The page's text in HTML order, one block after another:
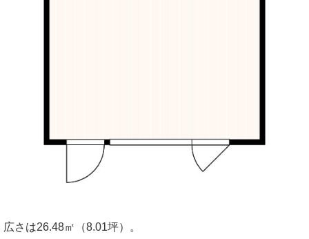
広さは26.48㎡（8.01坪）。